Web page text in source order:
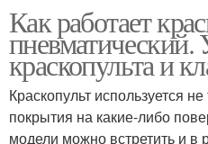
Как работает
пневматический.
краскопульта и
Краскопульт используется
покрытия на какие-либо
модели можно встретить и в